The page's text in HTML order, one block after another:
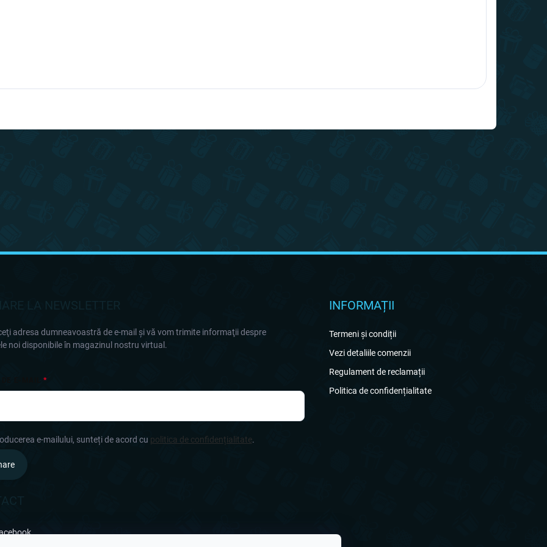
LA NEWSLETTER
adresa dumneavoastră de e-mail şi vă vom trimite informaţii despre
noi disponibile în magazinul nostru virtual.
e-mailului, sunteți de acord cu politica de confidențialitate.
INFORMAȚII
Termeni și condiții
Vezi detaliile comenzii
Regulament de reclamații
Politica de confidențialitate